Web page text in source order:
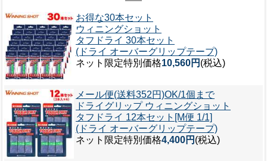
お得な30本セット
ウィニングショット
タフドライ 30本セット
(ドライ オーバーグリップテープ)
ネット限定特別価格10,560円 (税込)
メール便(送料352円)OK/1個まで
ドライグリップ ウィニングショット
タフドライ 12本セット[M便 1/1]
(ドライ オーバーグリップテープ)
ネット限定特別価格4,400円 (税込)